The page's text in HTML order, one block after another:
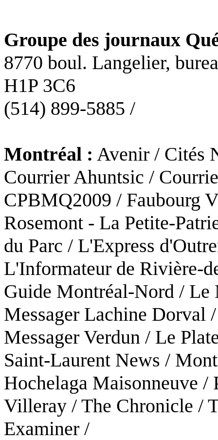
Groupe des journaux
8770 boul. Langelier,
H1P 3C6
(514) 899-5885 /
Montréal : Avenir / Cités
Courrier Ahuntsic /
CPBMQ2009 / Faubourg
Rosemont - La Petite-
du Parc / L'Express
L'Informateur de Rivière-
Guide Montréal-Nord / Le
Messager Lachine Dorval
Messager Verdun / Le
Saint-Laurent News /
Hochelaga Maisonneuve /
Villeray / The Chronicle /
Examiner /